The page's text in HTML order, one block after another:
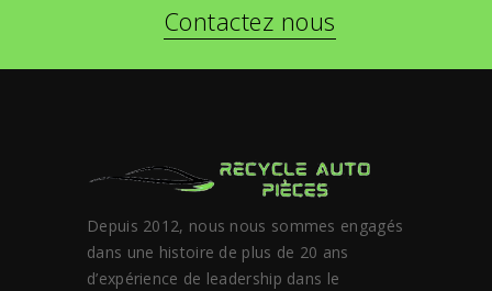
Contactez nous
Depuis 2012, nous nous sommes engagés
dans une histoire de plus de 20 ans
d’expérience de leadership dans le